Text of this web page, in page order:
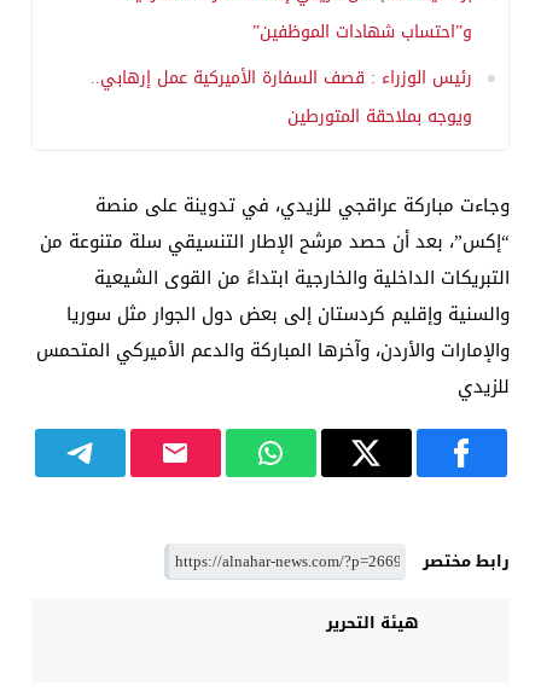
و”احتساب شهادات الموظفين”
رئيس الوزراء : قصف السفارة الأميركية عمل إرهابي..
ويوجه بملاحقة المتورطين
وجاءت مباركة عراقجي للزيدي، في تدوينة على منصة
“إكس”، بعد أن حصد مرشح الإطار التنسيقي سلة متنوعة من
التبريكات الداخلية والخارجية ابتداءً من القوى الشيعية
والسنية وإقليم كردستان إلى بعض دول الجوار مثل سوريا
والإمارات والأردن، وآخرها المباركة والدعم الأميركي المتحمس
للزيدي
رابط مختصر
هيئة التحرير